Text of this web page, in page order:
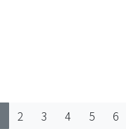
2 3 4 5 6